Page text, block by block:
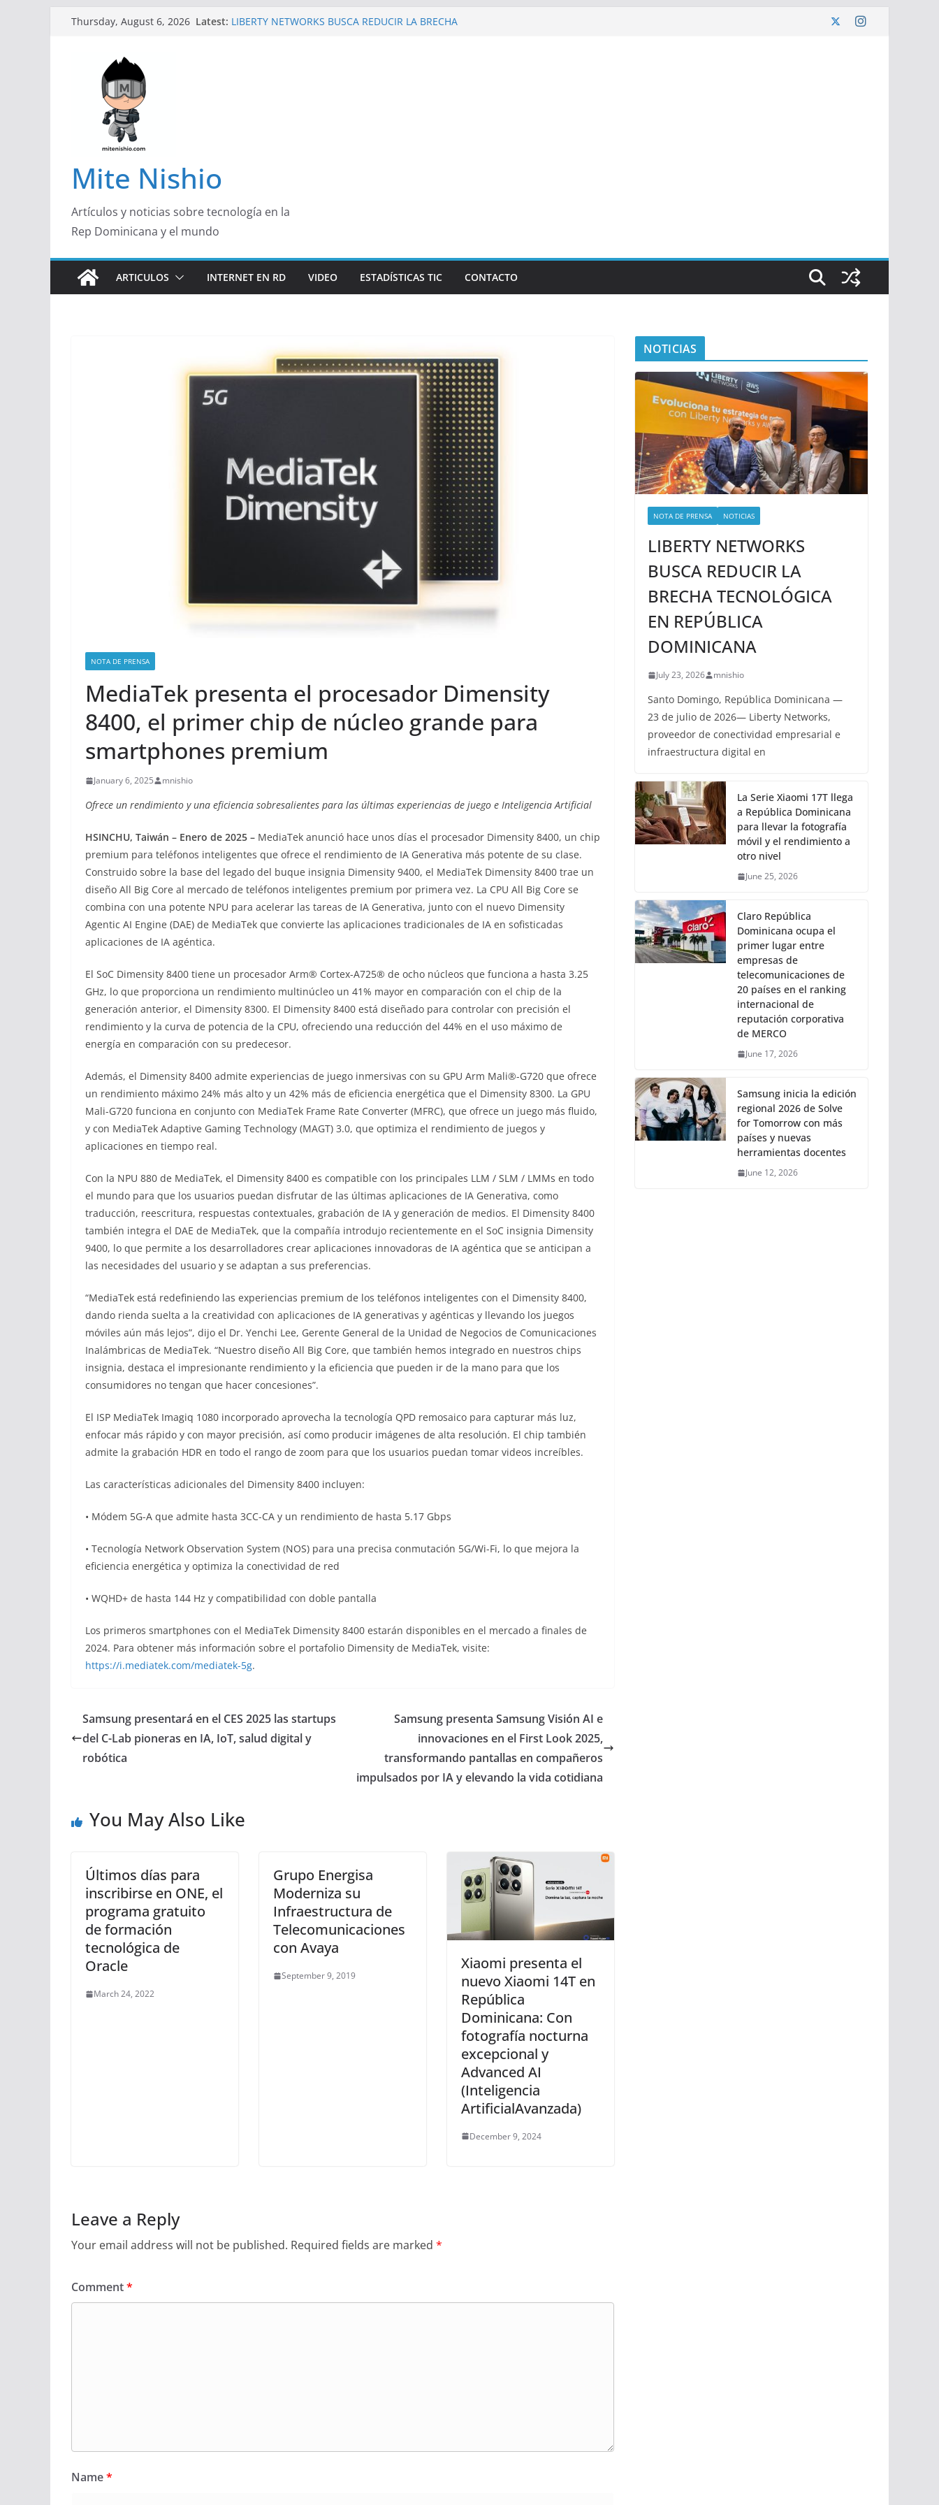
Thursday, August 6, 2026 Latest: LIBERTY NETWORKS BUSCA REDUCIR LA BRECHA
Mite Nishio
Artículos y noticias sobre tecnología en la
Rep Dominicana y el mundo
ARTICULOS INTERNET EN RD VIDEO ESTADÍSTICAS TIC CONTACTO
NOTA DE PRENSA
MediaTek presenta el procesador Dimensity
8400, el primer chip de núcleo grande para
smartphones premium
January 6, 2025 mnishio
Ofrece un rendimiento y una eficiencia sobresalientes para las últimas experiencias de juego e Inteligencia Artificial
HSINCHU, Taiwán – Enero de 2025 – MediaTek anunció hace unos días el procesador Dimensity 8400, un chip
premium para teléfonos inteligentes que ofrece el rendimiento de IA Generativa más potente de su clase.
Construido sobre la base del legado del buque insignia Dimensity 9400, el MediaTek Dimensity 8400 trae un
diseño All Big Core al mercado de teléfonos inteligentes premium por primera vez. La CPU All Big Core se
combina con una potente NPU para acelerar las tareas de IA Generativa, junto con el nuevo Dimensity
Agentic AI Engine (DAE) de MediaTek que convierte las aplicaciones tradicionales de IA en sofisticadas
aplicaciones de IA agéntica.
El SoC Dimensity 8400 tiene un procesador Arm® Cortex-A725® de ocho núcleos que funciona a hasta 3.25
GHz, lo que proporciona un rendimiento multinúcleo un 41% mayor en comparación con el chip de la
generación anterior, el Dimensity 8300. El Dimensity 8400 está diseñado para controlar con precisión el
rendimiento y la curva de potencia de la CPU, ofreciendo una reducción del 44% en el uso máximo de
energía en comparación con su predecesor.
Además, el Dimensity 8400 admite experiencias de juego inmersivas con su GPU Arm Mali®-G720 que ofrece
un rendimiento máximo 24% más alto y un 42% más de eficiencia energética que el Dimensity 8300. La GPU
Mali-G720 funciona en conjunto con MediaTek Frame Rate Converter (MFRC), que ofrece un juego más fluido,
y con MediaTek Adaptive Gaming Technology (MAGT) 3.0, que optimiza el rendimiento de juegos y
aplicaciones en tiempo real.
Con la NPU 880 de MediaTek, el Dimensity 8400 es compatible con los principales LLM / SLM / LMMs en todo
el mundo para que los usuarios puedan disfrutar de las últimas aplicaciones de IA Generativa, como
traducción, reescritura, respuestas contextuales, grabación de IA y generación de medios. El Dimensity 8400
también integra el DAE de MediaTek, que la compañía introdujo recientemente en el SoC insignia Dimensity
9400, lo que permite a los desarrolladores crear aplicaciones innovadoras de IA agéntica que se anticipan a
las necesidades del usuario y se adaptan a sus preferencias.
“MediaTek está redefiniendo las experiencias premium de los teléfonos inteligentes con el Dimensity 8400,
dando rienda suelta a la creatividad con aplicaciones de IA generativas y agénticas y llevando los juegos
móviles aún más lejos”, dijo el Dr. Yenchi Lee, Gerente General de la Unidad de Negocios de Comunicaciones
Inalámbricas de MediaTek. “Nuestro diseño All Big Core, que también hemos integrado en nuestros chips
insignia, destaca el impresionante rendimiento y la eficiencia que pueden ir de la mano para que los
consumidores no tengan que hacer concesiones”.
El ISP MediaTek Imagiq 1080 incorporado aprovecha la tecnología QPD remosaico para capturar más luz,
enfocar más rápido y con mayor precisión, así como producir imágenes de alta resolución. El chip también
admite la grabación HDR en todo el rango de zoom para que los usuarios puedan tomar videos increíbles.
Las características adicionales del Dimensity 8400 incluyen:
• Módem 5G-A que admite hasta 3CC-CA y un rendimiento de hasta 5.17 Gbps
• Tecnología Network Observation System (NOS) para una precisa conmutación 5G/Wi-Fi, lo que mejora la
eficiencia energética y optimiza la conectividad de red
• WQHD+ de hasta 144 Hz y compatibilidad con doble pantalla
Los primeros smartphones con el MediaTek Dimensity 8400 estarán disponibles en el mercado a finales de
2024. Para obtener más información sobre el portafolio Dimensity de MediaTek, visite:
https://i.mediatek.com/mediatek-5g.
Samsung presentará en el CES 2025 las startups
del C-Lab pioneras en IA, IoT, salud digital y
robótica
Samsung presenta Samsung Visión AI e
innovaciones en el First Look 2025,
transformando pantallas en compañeros
impulsados por IA y elevando la vida cotidiana
You May Also Like
Últimos días para
inscribirse en ONE, el
programa gratuito
de formación
tecnológica de
Oracle
March 24, 2022
Grupo Energisa
Moderniza su
Infraestructura de
Telecomunicaciones
con Avaya
September 9, 2019
Xiaomi presenta el
nuevo Xiaomi 14T en
República
Dominicana: Con
fotografía nocturna
excepcional y
Advanced AI
(Inteligencia
ArtificialAvanzada)
December 9, 2024
Leave a Reply
Your email address will not be published. Required fields are marked *
Comment*
Name*
NOTICIAS
NOTA DE PRENSA NOTICIAS
LIBERTY NETWORKS
BUSCA REDUCIR LA
BRECHA TECNOLÓGICA
EN REPÚBLICA
DOMINICANA
July 23, 2026 mnishio
Santo Domingo, República Dominicana —
23 de julio de 2026— Liberty Networks,
proveedor de conectividad empresarial e
infraestructura digital en
La Serie Xiaomi 17T llega
a República Dominicana
para llevar la fotografía
móvil y el rendimiento a
otro nivel
June 25, 2026
Claro República
Dominicana ocupa el
primer lugar entre
empresas de
telecomunicaciones de
20 países en el ranking
internacional de
reputación corporativa
de MERCO
June 17, 2026
Samsung inicia la edición
regional 2026 de Solve
for Tomorrow con más
países y nuevas
herramientas docentes
June 12, 2026